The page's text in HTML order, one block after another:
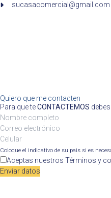
sucasacomercial@gmail.com
Quiero que me contacten
Para que teCONTACTEMOS
Coloque el indicativo de su pais si es
Aceptas nuestros Términos y
Enviar datos